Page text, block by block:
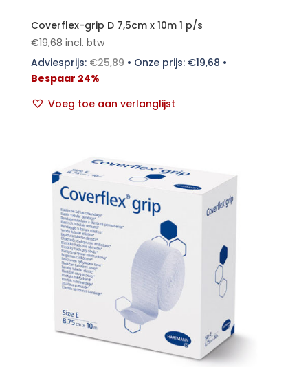
Coverflex-grip D 7,5cm x 10m 1 p/s
€19,68 incl. btw
Adviesprijs:€25,89• Onze prijs: €19,68 •
Bespaar 24%
Voeg toe aan verlanglijst